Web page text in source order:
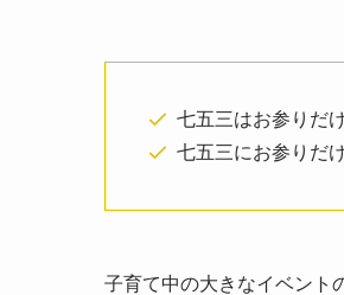
七五三はお参りだ
七五三にお参りだ
子育て中の大きなイベント